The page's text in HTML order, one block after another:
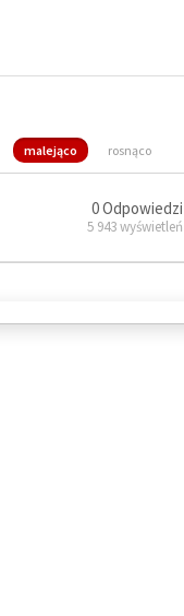
malejąco rosnąco
0 Odpowiedzi
5 943 wyświetleń